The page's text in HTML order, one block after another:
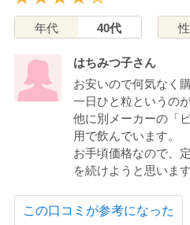
年代 40代
はちみつ子さん
お安いので何気なく
一日ひと粒というの
他に別メーカーの「
用で飲んでいます。
お手頃価格なので、
を続けようと思います
この口コミが参考になった